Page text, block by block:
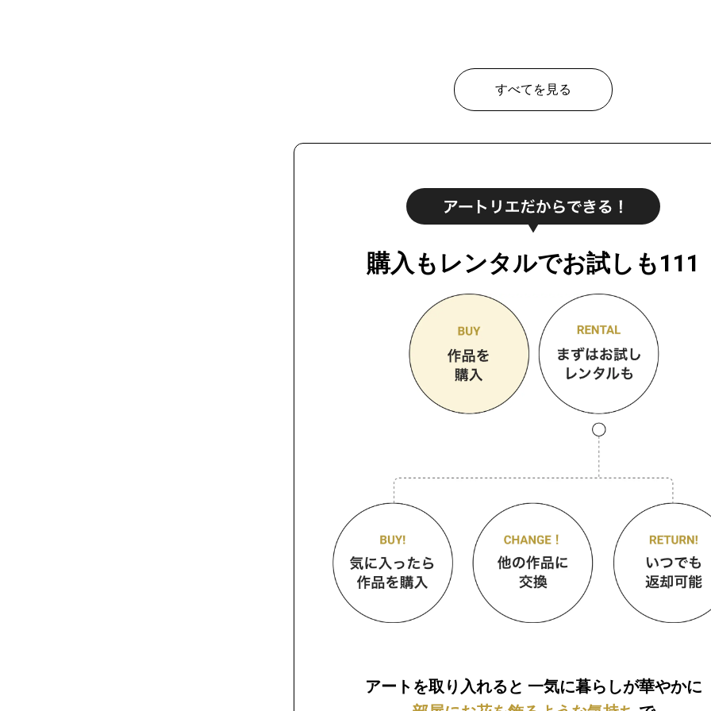
すべてを見る
購入もレンタルでお試しも111
アートを取り入れると 一気に暮らしが華やかに